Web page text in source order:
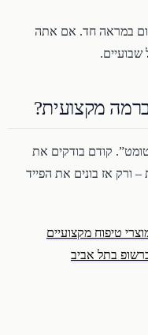
10–14 יום במראה חד. אם אתה
קודם בודקים את
– ורק אז בונים את הפייד
טיפוח מקצועיים
בתל אביב